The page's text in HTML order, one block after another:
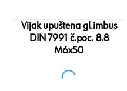
Vijak upuštena gl.imbus
DIN 7991 č.poc. 8.8
M6x50